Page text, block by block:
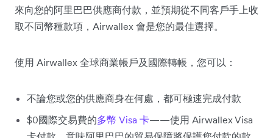
來向您的阿里巴巴供應商付款，並預期從不同客戶手上收
取不同幣種款項，Airwallex 會是您的最佳選擇。
使用 Airwallex 全球商業帳戶及國際轉帳，您可以：
不論您或您的供應商身在何處，都可極速完成付款
$0國際交易費的多幣 Visa 卡——使用 Airwallex Visa